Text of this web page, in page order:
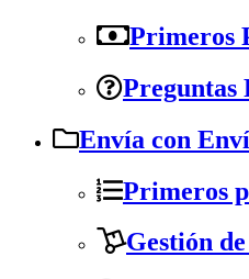
Primeros
Preguntas
Envía con
Primeros
Gestión